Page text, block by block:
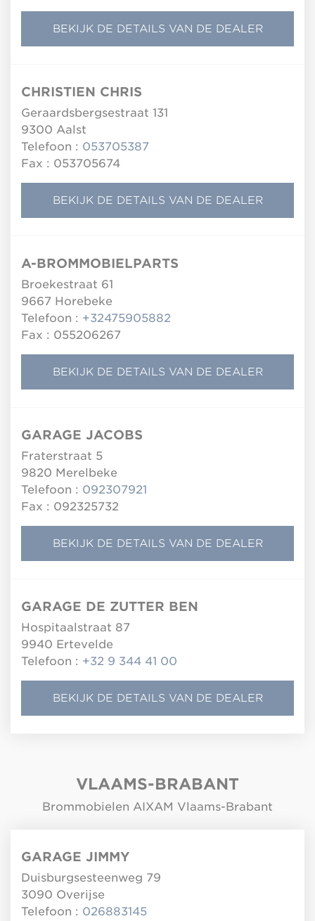
BEKIJK DE DETAILS VAN DE DEALER
CHRISTIEN CHRIS
Geraardsbergsestraat 131
9300 Aalst
Telefoon : 053705387
Fax : 053705674
BEKIJK DE DETAILS VAN DE DEALER
A-BROMMOBIELPARTS
Broekestraat 61
9667 Horebeke
Telefoon : +32475905882
Fax : 055206267
BEKIJK DE DETAILS VAN DE DEALER
GARAGE JACOBS
Fraterstraat 5
9820 Merelbeke
Telefoon : 092307921
Fax : 092325732
BEKIJK DE DETAILS VAN DE DEALER
GARAGE DE ZUTTER BEN
Hospitaalstraat 87
9940 Ertevelde
Telefoon : +32 9 344 41 00
BEKIJK DE DETAILS VAN DE DEALER
VLAAMS-BRABANT
Brommobielen AIXAM Vlaams-Brabant
GARAGE JIMMY
Duisburgsesteenweg 79
3090 Overijse
Telefoon : 026883145